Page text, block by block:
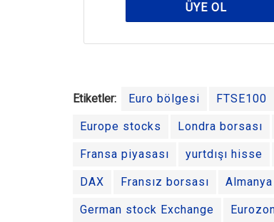
ÜYE OL
Etiketler: Euro bölgesi FTSE100
Europe stocks Londra borsası
Fransa piyasası yurtdışı hisse
DAX Fransız borsası
German stock Exchange